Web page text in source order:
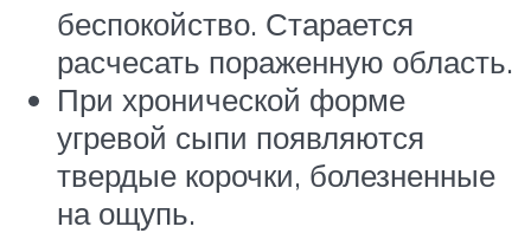
беспокойство. Старается
расчесать пораженную область.
При хронической форме
угревой сыпи появляются
твердые корочки, болезненные
на ощупь.